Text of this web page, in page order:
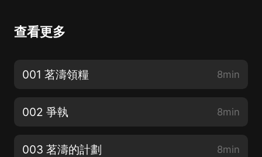
查看更多
001 茗濤領糧 8min
002 爭執 8min
003 茗濤的計劃 8min